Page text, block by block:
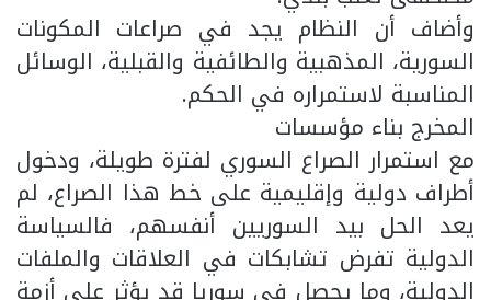
وأضاف أن النظام يجد في صراعات المكونات
السورية، المذهبية والطائفية والقبلية، الوسائل
المناسبة لاستمراره في الحكم.
المخرج بناء مؤسسات
مع استمرار الصراع السوري لفترة طويلة، ودخول
أطراف دولية وإقليمية على خط هذا الصراع، لم
يعد الحل بيد السوريين أنفسهم، فالسياسة
الدولية تفرض تشابكات في العلاقات والملفات
الدولية، وما يحصل في سوريا قد يؤثر على أزمة